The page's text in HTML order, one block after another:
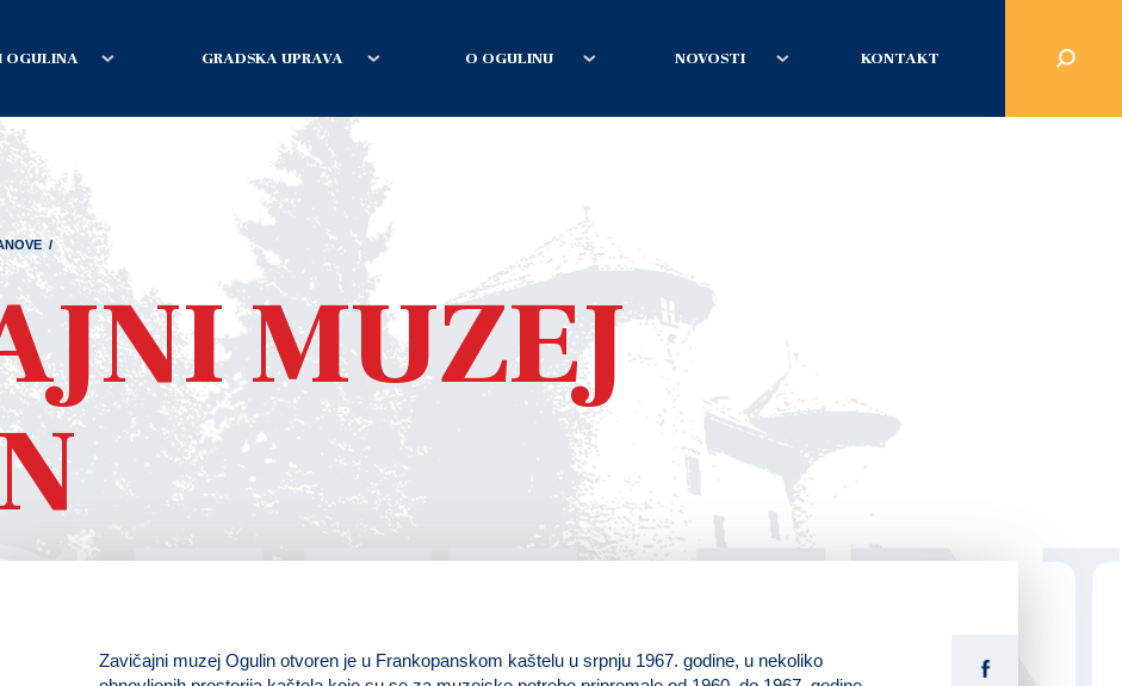
OGULINA GRADSKA UPRAVA O OGULINU NOVOSTI KONTAKT
/
MUZEJ
Zavičajni muzej Ogulin otvoren je u Frankopanskom kaštelu u srpnju 1967. godine, u nekoliko